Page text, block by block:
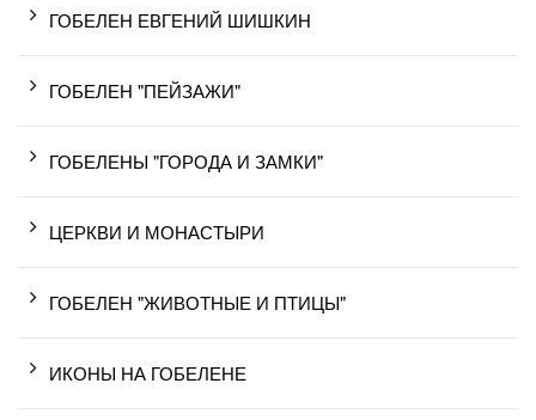
ГОБЕЛЕН ЕВГЕНИЙ ШИШКИН
ГОБЕЛЕН "ПЕЙЗАЖИ"
ГОБЕЛЕНЫ "ГОРОДА И ЗАМКИ"
ЦЕРКВИ И МОНАСТЫРИ
ГОБЕЛЕН "ЖИВОТНЫЕ И ПТИЦЫ"
ИКОНЫ НА ГОБЕЛЕНЕ